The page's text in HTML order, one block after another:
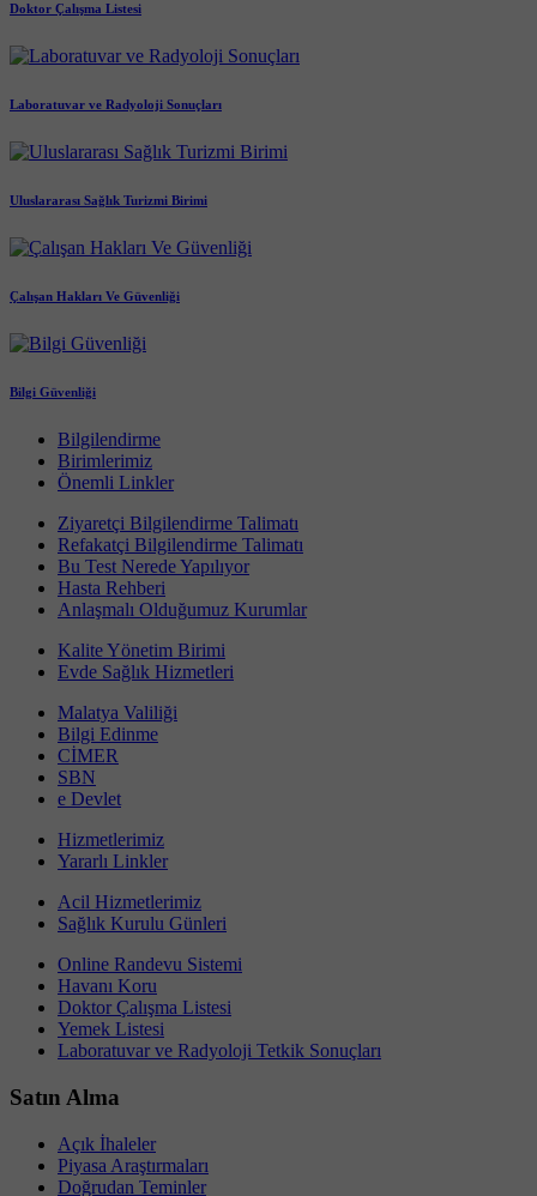
Doktor Çalışma Listesi
Laboratuvar ve Radyoloji Sonuçları
Uluslararası Sağlık Turizmi Birimi
Çalışan Hakları Ve Güvenliği
Bilgi Güvenliği
Bilgilendirme
Birimlerimiz
Önemli Linkler
Ziyaretçi Bilgilendirme Talimatı
Refakatçi Bilgilendirme Talimatı
Bu Test Nerede Yapılıyor
Hasta Rehberi
Anlaşmalı Olduğumuz Kurumlar
Kalite Yönetim Birimi
Evde Sağlık Hizmetleri
Malatya Valiliği
Bilgi Edinme
CİMER
SBN
e Devlet
Hizmetlerimiz
Yararlı Linkler
Acil Hizmetlerimiz
Sağlık Kurulu Günleri
Online Randevu Sistemi
Havanı Koru
Doktor Çalışma Listesi
Yemek Listesi
Laboratuvar ve Radyoloji Tetkik Sonuçları
Satın Alma
Açık İhaleler
Piyasa Araştırmaları
Doğrudan Teminler